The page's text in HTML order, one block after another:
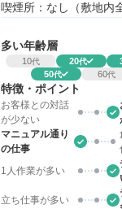
喫煙所：なし（敷地内
多い年齢層
10代 20代
50代 60代
特徴・ポイント
お客様との対話
が少ない
マニュアル通り
の仕事
1人作業が多い
立ち仕事が多い